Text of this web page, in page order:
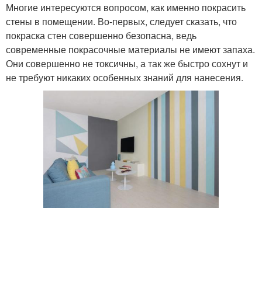
Многие интересуются вопросом, как именно покрасить
стены в помещении. Во-первых, следует сказать, что
покраска стен совершенно безопасна, ведь
современные покрасочные материалы не имеют запаха.
Они совершенно не токсичны, а так же быстро сохнут и
не требуют никаких особенных знаний для нанесения.